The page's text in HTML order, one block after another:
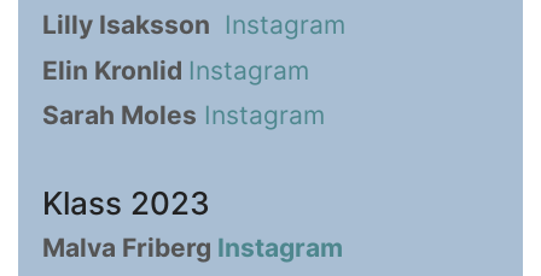
Lilly Isaksson Instagram
Elin Kronlid Instagram
Sarah Moles Instagram
Klass 2023
Malva Friberg Instagram